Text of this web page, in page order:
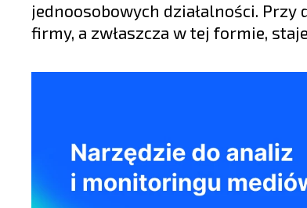
jednoosobowych działalności.
firmy, a zwłaszcza w tej formie,